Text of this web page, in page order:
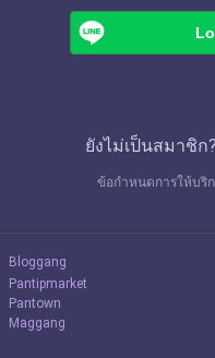
ยังไม่เป็นสมาชิก?
ข้อกำหนดการให้บริ
Bloggang
Pantipmarket
Pantown
Maggang